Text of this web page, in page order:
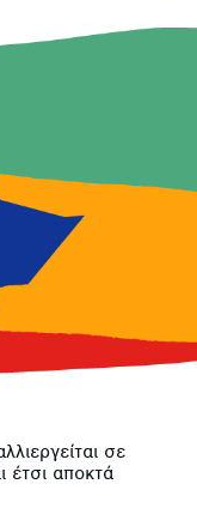
σε
έτσι αποκτά